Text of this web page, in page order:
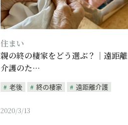
住まい
親の終の棲家をどう選ぶ？｜遠距離
介護のた…
老後 終の棲家 遠距離介護
2020/3/13